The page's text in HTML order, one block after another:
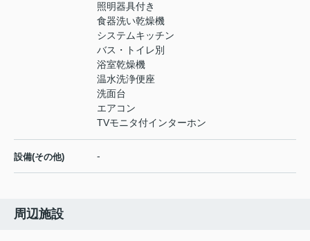
照明器具付き
食器洗い乾燥機
システムキッチン
バス・トイレ別
浴室乾燥機
温水洗浄便座
洗面台
エアコン
TVモニタ付インターホン
設備(その他) -
周辺施設